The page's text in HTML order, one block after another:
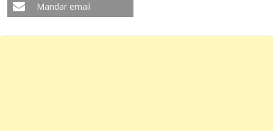
Mandar email